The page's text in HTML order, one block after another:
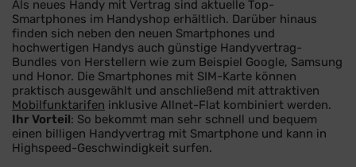
Als neues Handy mit Vertrag sind aktuelle Top-
Smartphones im Handyshop erhältlich. Darüber hinaus
finden sich neben den neuen Smartphones und
hochwertigen Handys auch günstige Handyvertrag-
Bundles von Herstellern wie zum Beispiel Google, Samsung
und Honor. Die Smartphones mit SIM-Karte können
praktisch ausgewählt und anschließend mit attraktiven
Mobilfunktarifen inklusive Allnet-Flat kombiniert werden.
Ihr Vorteil : So bekommt man sehr schnell und bequem
einen billigen Handyvertrag mit Smartphone und kann in
Highspeed-Geschwindigkeit surfen.